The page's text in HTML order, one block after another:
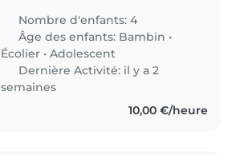
Pour le matin a partir de 7h et le
soir soit 17h ou 18h. Prise de
poste en octobre 2026, donc..
Nombre d'enfants: 4
Âge des enfants: Bambin •
Écolier •Adolescent
Dernière Activité: il y a 2
semaines
10,00 €/heure